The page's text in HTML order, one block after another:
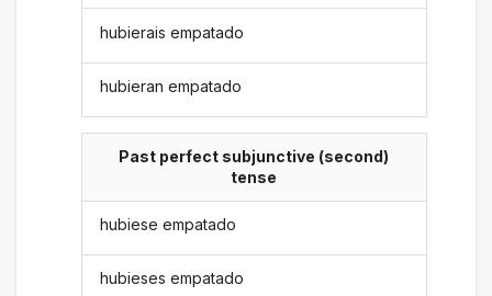
hubierais empatado
hubieran empatado
Past perfect subjunctive (second)
tense
hubiese empatado
hubieses empatado